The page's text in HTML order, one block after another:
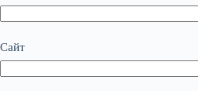
Сайт